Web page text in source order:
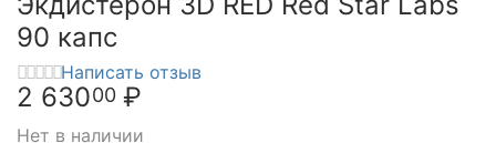
90 капс
Написать отзыв
2 63000 ₽
Нет в наличии